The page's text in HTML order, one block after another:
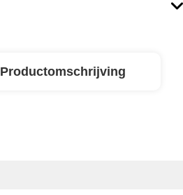
Productomschrijving